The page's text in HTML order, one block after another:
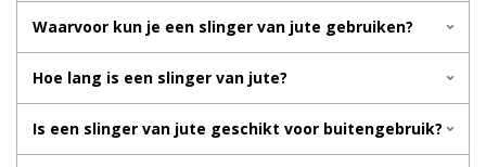
Waarvoor kun je een slinger van jute gebruiken?
Hoe lang is een slinger van jute?
Is een slinger van jute geschikt voor buitengebruik?